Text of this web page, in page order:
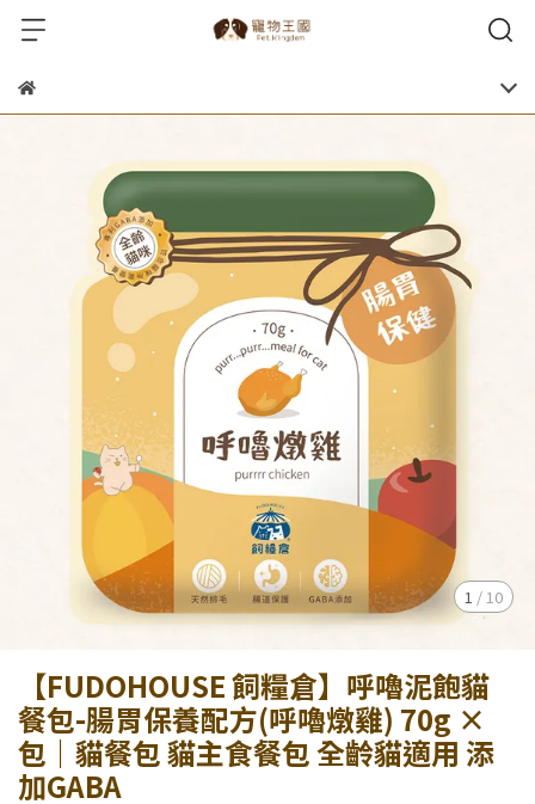
1 / 10
【FUDOHOUSE 飼糧倉】呼嚕泥飽貓
餐包-腸胃保養配方(呼嚕燉雞) 70g ×
包｜貓餐包 貓主食餐包 全齡貓適用 添
加GABA